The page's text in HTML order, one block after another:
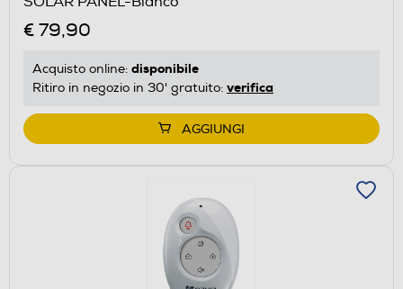
€ 79,90
Acquisto online: disponibile
Ritiro in negozio in 30' gratuito: verifica
AGGIUNGI